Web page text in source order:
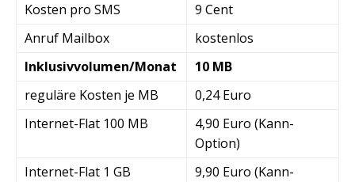
Kosten pro SMS
9 Cent
Anruf Mailbox
kostenlos
Inklusivvolumen/Monat
10 MB
reguläre Kosten je MB
0,24 Euro
Internet-Flat 100 MB
4,90 Euro (Kann-
Option)
Internet-Flat 1 GB
9,90 Euro (Kann-